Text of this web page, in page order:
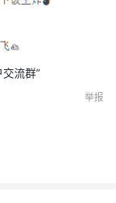
流群”
举报